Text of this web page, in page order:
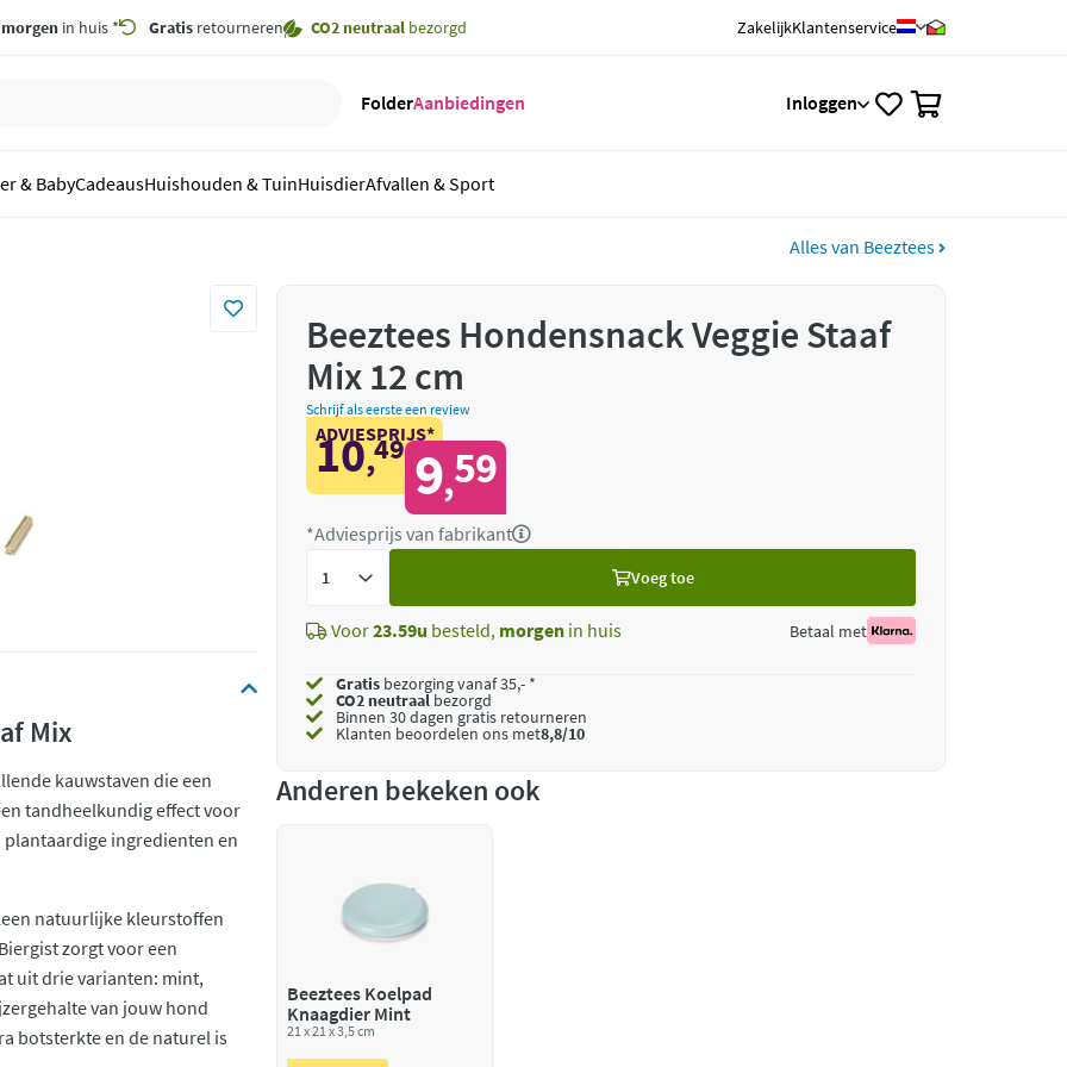
morgen in huis * Gratis retourneren CO2 neutraal bezorgd ZakelijkKlantenservice
FolderAanbiedingen Inloggen
& BabyCadeausHuishouden & TuinHuisdierAfvallen & Sport
Alles van Beeztees
Mix
kauwstaven die een
tandheelkundig effect voor
plantaardige ingredienten en
natuurlijke kleurstoffen
zorgt voor een
uit drie varianten: mint,
van jouw hond
botsterkte en de naturel is
Beeztees Hondensnack Veggie Staaf
Mix 12 cm
Schrijf als eerste een review
ADVIESPRIJS*
10,49 9,59
*Adviesprijs van fabrikant
Voeg toe
Voor23.59u besteld, morgen in huis Betaal met
Gratis bezorging vanaf 35,- *
CO2 neutraalbezorgd
Binnen 30 dagen gratis retourneren
Klanten beoordelen ons met8,8/10
Anderen bekeken ook
Beeztees Koelpad
Knaagdier Mint
21 x 21 x 3,5 cm